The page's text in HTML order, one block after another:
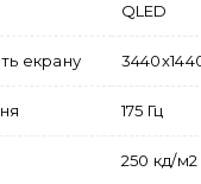
QLED
екрану
175 Гц
250 кд/м2